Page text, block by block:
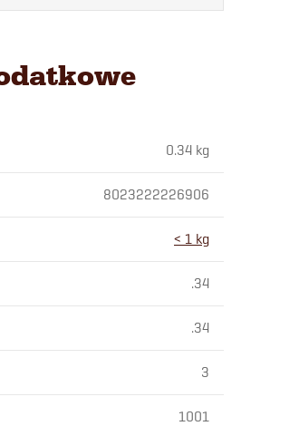
0.34 kg
8023222226906
< 1 kg
.34
.34
3
1001